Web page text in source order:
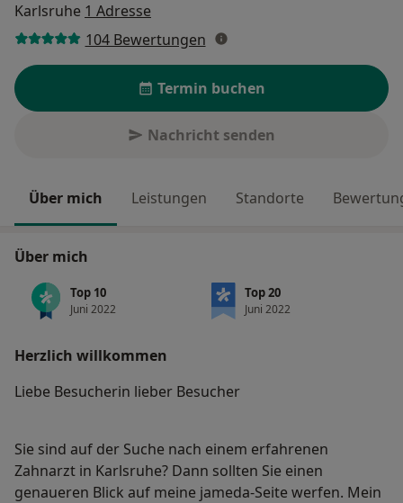
Karlsruhe 1 Adresse
104 Bewertungen
Termin buchen
Nachricht senden
Über mich Leistungen Standorte
Über mich
Top 10
Juni 2022
Top 20
Juni 2022
Herzlich willkommen
Liebe Besucherin lieber Besucher
Sie sind auf der Suche nach einem erfahrenen
Zahnarzt in Karlsruhe? Dann sollten Sie einen
genaueren Blick auf meine jameda-Seite werfen. Mein